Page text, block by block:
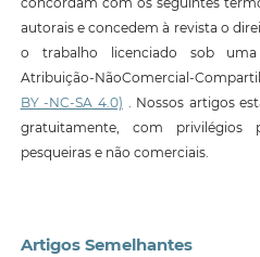
autorais e concedem à revista o
o trabalho licenciado sob
Atribuição-NãoComercial-
BY -NC-SA 4.0) . Nossos artigos
gratuitamente, com privilégios
pesqueiras e não comerciais.
Artigos Semelhantes